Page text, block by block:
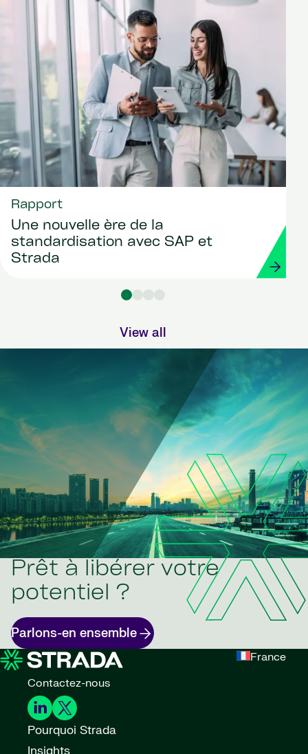
Rapport
Une nouvelle ère de la
standardisation avec SAP et
Strada
View all
Prêt à libérer votre
potentiel ?
Parlons-en ensemble
France
Contactez-nous
Pourquoi Strada
Insights